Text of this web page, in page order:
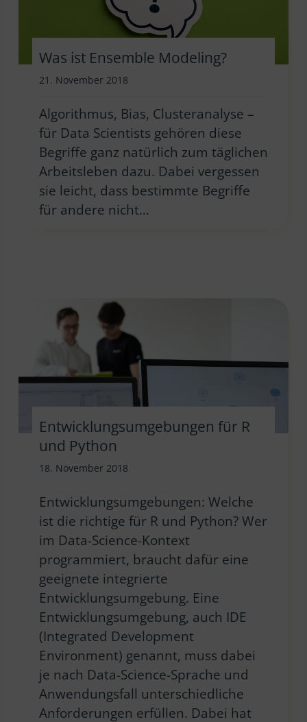
Was ist Ensemble Modeling?
21. November 2018
Algorithmus, Bias, Clusteranalyse –
für Data Scientists gehören diese
Begriffe ganz natürlich zum täglichen
Arbeitsleben dazu. Dabei vergessen
sie leicht, dass bestimmte Begriffe
für andere nicht…
Entwicklungsumgebungen für R
und Python
18. November 2018
Entwicklungsumgebungen: Welche
ist die richtige für R und Python? Wer
im Data-Science-Kontext
programmiert, braucht dafür eine
geeignete integrierte
Entwicklungsumgebung. Eine
Entwicklungsumgebung, auch IDE
(Integrated Development
Environment) genannt, muss dabei
je nach Data-Science-Sprache und
Anwendungsfall unterschiedliche
Anforderungen erfüllen. Dabei hat